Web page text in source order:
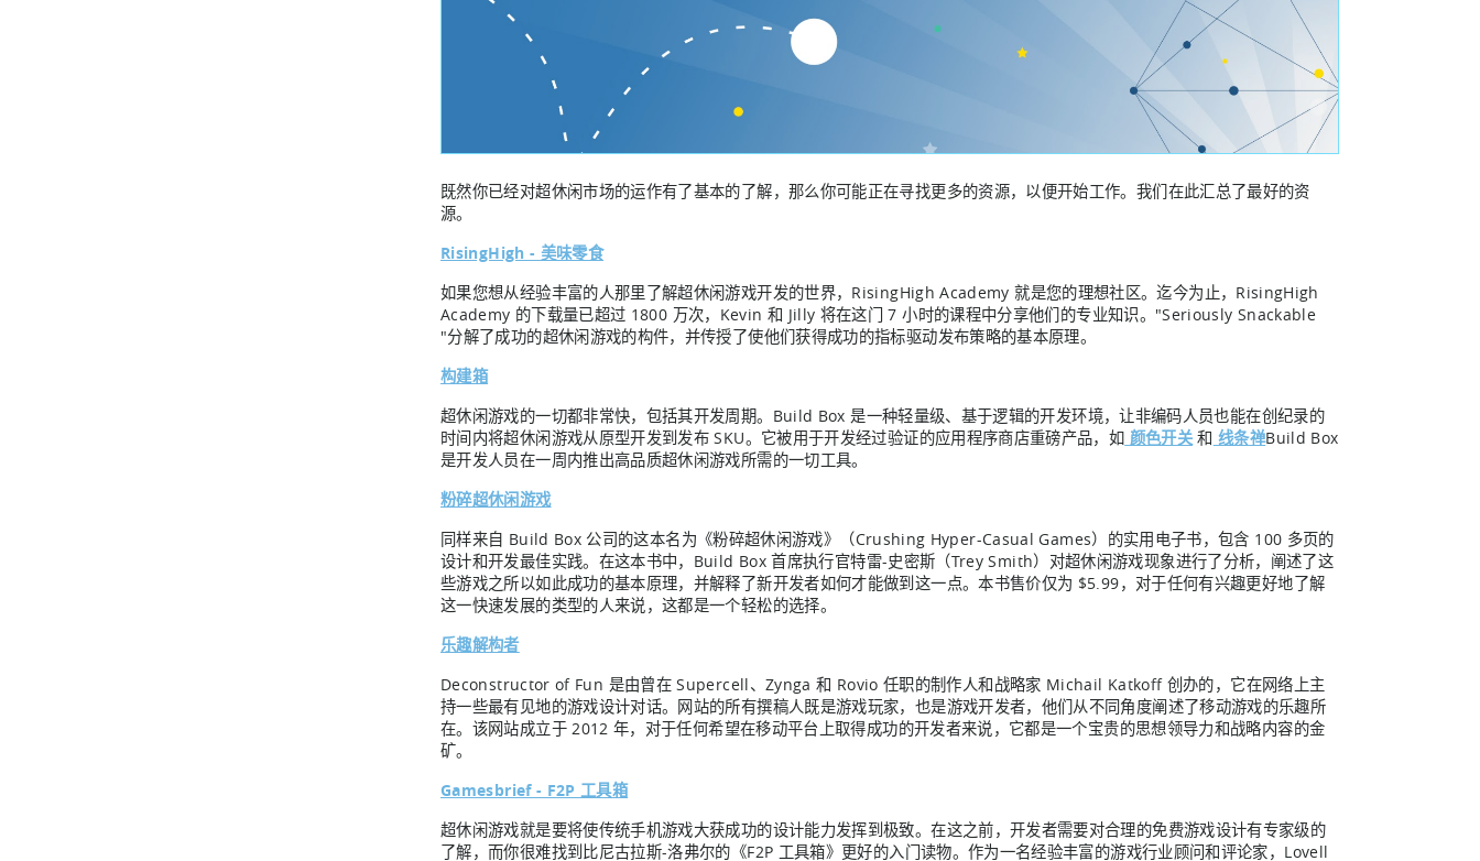
既然你已经对超休闲市场的运作有了基本的了解，那么你可能正在寻找更多的资源，以便开始工作。我们在此汇总了最好的资
源。
RisingHigh - 美味零食
如果您想从经验丰富的人那里了解超休闲游戏开发的世界，RisingHigh Academy 就是您的理想社区。迄今为止，RisingHigh
Academy 的下载量已超过 1800 万次，Kevin 和 Jilly 将在这门 7 小时的课程中分享他们的专业知识。"Seriously Snackable
"分解了成功的超休闲游戏的构件，并传授了使他们获得成功的指标驱动发布策略的基本原理。
构建箱
超休闲游戏的一切都非常快，包括其开发周期。Build Box 是一种轻量级、基于逻辑的开发环境，让非编码人员也能在创纪录的
时间内将超休闲游戏从原型开发到发布 SKU。它被用于开发经过验证的应用程序商店重磅产品，如 颜色开关 和 线条禅Build Box
是开发人员在一周内推出高品质超休闲游戏所需的一切工具。
粉碎超休闲游戏
同样来自 Build Box 公司的这本名为《粉碎超休闲游戏》（Crushing Hyper-Casual Games）的实用电子书，包含 100 多页的
设计和开发最佳实践。在这本书中，Build Box 首席执行官特雷-史密斯（Trey Smith）对超休闲游戏现象进行了分析，阐述了这
些游戏之所以如此成功的基本原理，并解释了新开发者如何才能做到这一点。本书售价仅为 $5.99，对于任何有兴趣更好地了解
这一快速发展的类型的人来说，这都是一个轻松的选择。
乐趣解构者
Deconstructor of Fun 是由曾在 Supercell、Zynga 和 Rovio 任职的制作人和战略家 Michail Katkoff 创办的，它在网络上主
持一些最有见地的游戏设计对话。网站的所有撰稿人既是游戏玩家，也是游戏开发者，他们从不同角度阐述了移动游戏的乐趣所
在。该网站成立于 2012 年，对于任何希望在移动平台上取得成功的开发者来说，它都是一个宝贵的思想领导力和战略内容的金
矿。
Gamesbrief - F2P 工具箱
超休闲游戏就是要将使传统手机游戏大获成功的设计能力发挥到极致。在这之前，开发者需要对合理的免费游戏设计有专家级的
了解，而你很难找到比尼古拉斯-洛弗尔的《F2P 工具箱》更好的入门读物。作为一名经验丰富的游戏行业顾问和评论家，Lovell